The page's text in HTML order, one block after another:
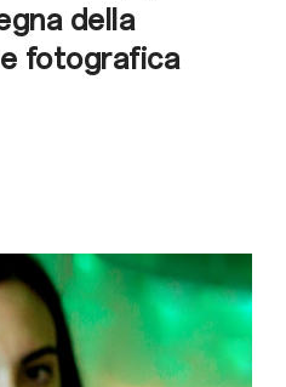
della
fotografica